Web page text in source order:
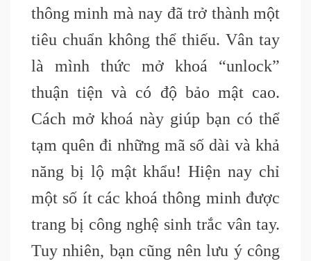
thông minh mà nay đã trở thành một
tiêu chuẩn không thể thiếu. Vân tay
là mình thức mở khoá “unlock”
thuận tiện và có độ bảo mật cao.
Cách mở khoá này giúp bạn có thể
tạm quên đi những mã số dài và khả
năng bị lộ mật khẩu! Hiện nay chỉ
một số ít các khoá thông minh được
trang bị công nghệ sinh trắc vân tay.
Tuy nhiên, bạn cũng nên lưu ý công